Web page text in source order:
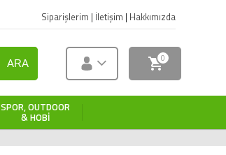
Siparişlerim | İletişim | Hakkımızda
ARA 0
SPOR, OUTDOOR
& HOBI